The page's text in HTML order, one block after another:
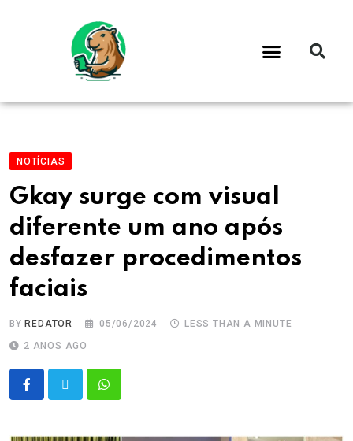
NOTÍCIAS
Gkay surge com visual
diferente um ano após
desfazer procedimentos
faciais
BY REDATOR 05/06/2024
LESS THAN A MINUTE
2 ANOS AGO